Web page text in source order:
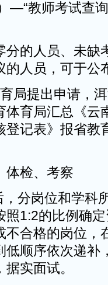
—“教师考试查
分的人员、未缺
的人员，可于公
局提出申请，
体育局汇总《云
登记表》报省教
体检、考察
分岗位和学科
照1:2的比例确
不合格的岗位，
低顺序依次递补
实面试。